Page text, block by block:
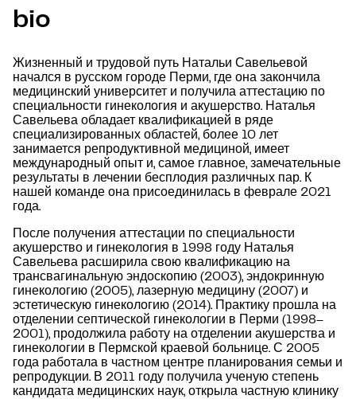
bio
Жизненный и трудовой путь Натальи Савельевой
начался в русском городе Перми, где она закончила
медицинский университет и получила аттестацию по
специальности гинекология и акушерство. Наталья
Савельева обладает квалификацией в ряде
специализированных областей, более 10 лет
занимается репродуктивной медициной, имеет
международный опыт и, самое главное, замечательные
результаты в лечении бесплодия различных пар. К
нашей команде она присоединилась в феврале 2021
года.
После получения аттестации по специальности
акушерство и гинекология в 1998 году Наталья
Савельева расширила свою квалификацию на
трансвагинальную эндоскопию (2003), эндокринную
гинекологию (2005), лазерную медицину (2007) и
эстетическую гинекологию (2014). Практику прошла на
отделении септической гинекологии в Перми (1998–
2001), продолжила работу на отделении акушерства и
гинекологии в Пермской краевой больнице. С 2005
года работала в частном центре планирования семьи и
репродукции. В 2011 году получила ученую степень
кандидата медицинских наук, открыла частную клинику